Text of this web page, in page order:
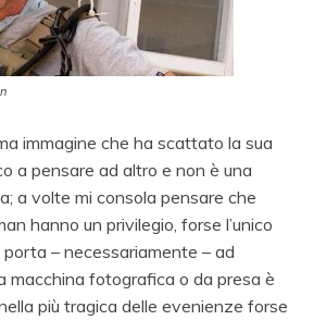
immagine che ha scattato la sua
a pensare ad altro e non è una
a volte mi consola pensare che
hanno un privilegio, forse l’unico
– necessariamente – ad
macchina fotografica o da presa è
più tragica delle evenienze forse